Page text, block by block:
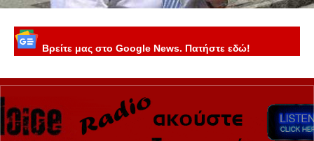
Βρείτε μας στο Google News. Πατήστε εδώ!